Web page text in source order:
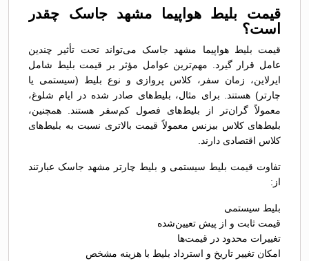
قیمت بلیط هواپیما مشهد جاسک چقدر
است؟
قیمت بلیط هواپیما مشهد جاسک می‌تواند تحت تأثیر چندین
عامل قرار گیرد. مهم‌ترین عوامل مؤثر بر قیمت بلیط شامل
ایرلاین، زمان سفر، کلاس پروازی و نوع بلیط (سیستمی یا
چارتر) هستند. برای مثال، بلیط‌های صادر شده در ایام شلوغ،
معمولاً گران‌تر از بلیط‌های فصول کم‌سفر هستند. همچنین،
بلیط‌های کلاس بیزنس معمولاً قیمت بالاتری نسبت به بلیط‌های
کلاس اقتصادی دارند.
تفاوت قیمت بلیط سیستمی و بلیط چارتر مشهد جاسک عبارتند
از:
بلیط سیستمی
قیمت ثابت و از پیش تعیین‌شده
تغییرات محدود در قیمت‌ها
امکان تغییر تاریخ و استرداد بلیط با هزینه مشخص